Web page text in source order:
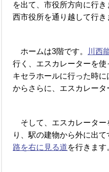
を出て、市役所方向に行き
西市役所を通り越して行き
ホームは3階です。 川西
行く、エスカレーターを使
キセラホールに行った時
からさらに、エスカレータ
そして、エスカレーター
り、駅の建物から外に出
路を右に見る道を行きます